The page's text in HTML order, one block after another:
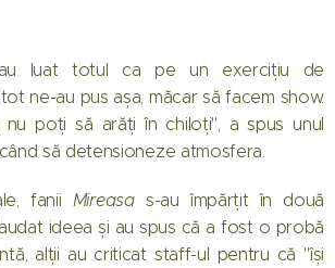
au luat totul ca pe un exercițiu de
ne-au pus așa, măcar să facem show.
nu poți să arăți în chiloți", a spus unul
să detensioneze atmosfera.
fanii Mireasas-au împărțit în două
ideea și au spus că a fost o probă
alții au criticat staff-ul pentru că "își